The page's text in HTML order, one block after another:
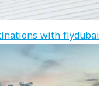
with flydubai